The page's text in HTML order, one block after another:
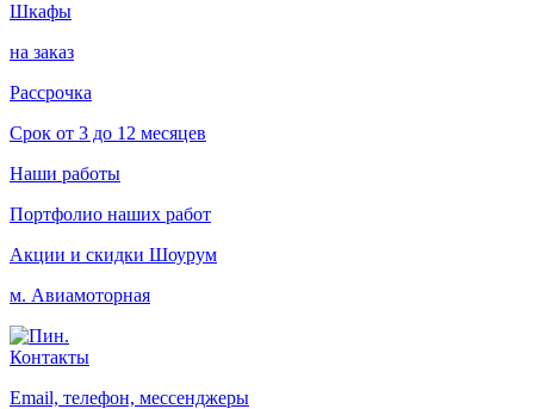
Шкафы
на заказ
Рассрочка
Срок от 3 до 12 месяцев
Наши работы
Портфолио наших работ
Акции и скидки Шоурум
м. Авиамоторная
Контакты
Email, телефон, мессенджеры